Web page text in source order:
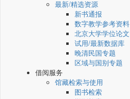
最新/精选资源
新书通报
数字教学参考资料
北京大学学位论文
试用/最新数据库
晚清民国专题
区域与国别专题
借阅服务
馆藏检索与使用
图书检索